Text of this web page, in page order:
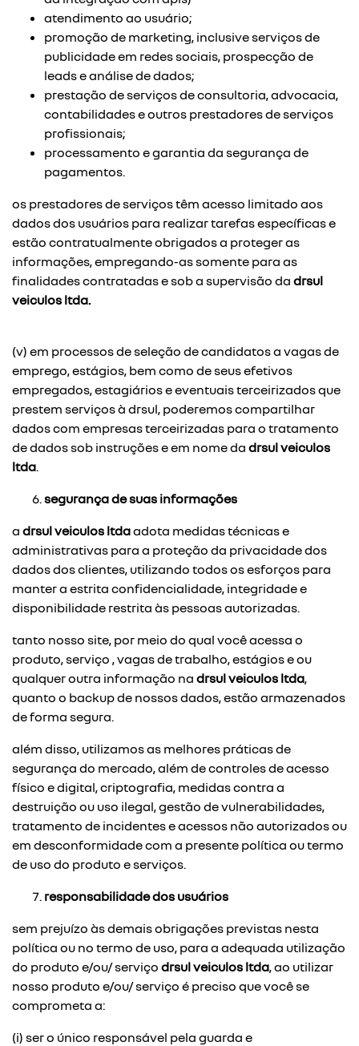
atendimento ao usuário;
promoção de marketing, inclusive serviços de
publicidade em redes sociais, prospecção de
leads e análise de dados;
prestação de serviços de consultoria, advocacia,
contabilidades e outros prestadores de serviços
profissionais;
processamento e garantia da segurança de
pagamentos.
os prestadores de serviços têm acesso limitado aos
dados dos usuários para realizar tarefas específicas e
estão contratualmente obrigados a proteger as
informações, empregando-as somente para as
finalidades contratadas e sob a supervisão da drsul
veiculos ltda.
(v) em processos de seleção de candidatos a vagas de
emprego, estágios, bem como de seus efetivos
empregados, estagiários e eventuais terceirizados que
prestem serviços à drsul, poderemos compartilhar
dados com empresas terceirizadas para o tratamento
de dados sob instruções e em nome da drsul veiculos
ltda.
segurança de suas informações
a drsul veiculos ltdaadota medidas técnicas e
administrativas para a proteção da privacidade dos
dados dos clientes, utilizando todos os esforços para
manter a estrita confidencialidade, integridade e
disponibilidade restrita às pessoas autorizadas.
tanto nosso site, por meio do qual você acessa o
produto, serviço , vagas de trabalho, estágios e ou
qualquer outra informação na drsul veiculos ltda,
quanto o backup de nossos dados, estão armazenados
de forma segura.
além disso, utilizamos as melhores práticas de
segurança do mercado, além de controles de acesso
físico e digital, criptografia, medidas contra a
destruição ou uso ilegal, gestão de vulnerabilidades,
tratamento de incidentes e acessos não autorizados ou
em desconformidade com a presente política ou termo
de uso do produto e serviços.
responsabilidade dos usuários
sem prejuízo às demais obrigações previstas nesta
política ou no termo de uso, para a adequada utilização
do produto e/ou/ serviço drsul veiculos ltda, ao utilizar
nosso produto e/ou/ serviço é preciso que você se
comprometa a:
(i) ser o único responsável pela guarda e